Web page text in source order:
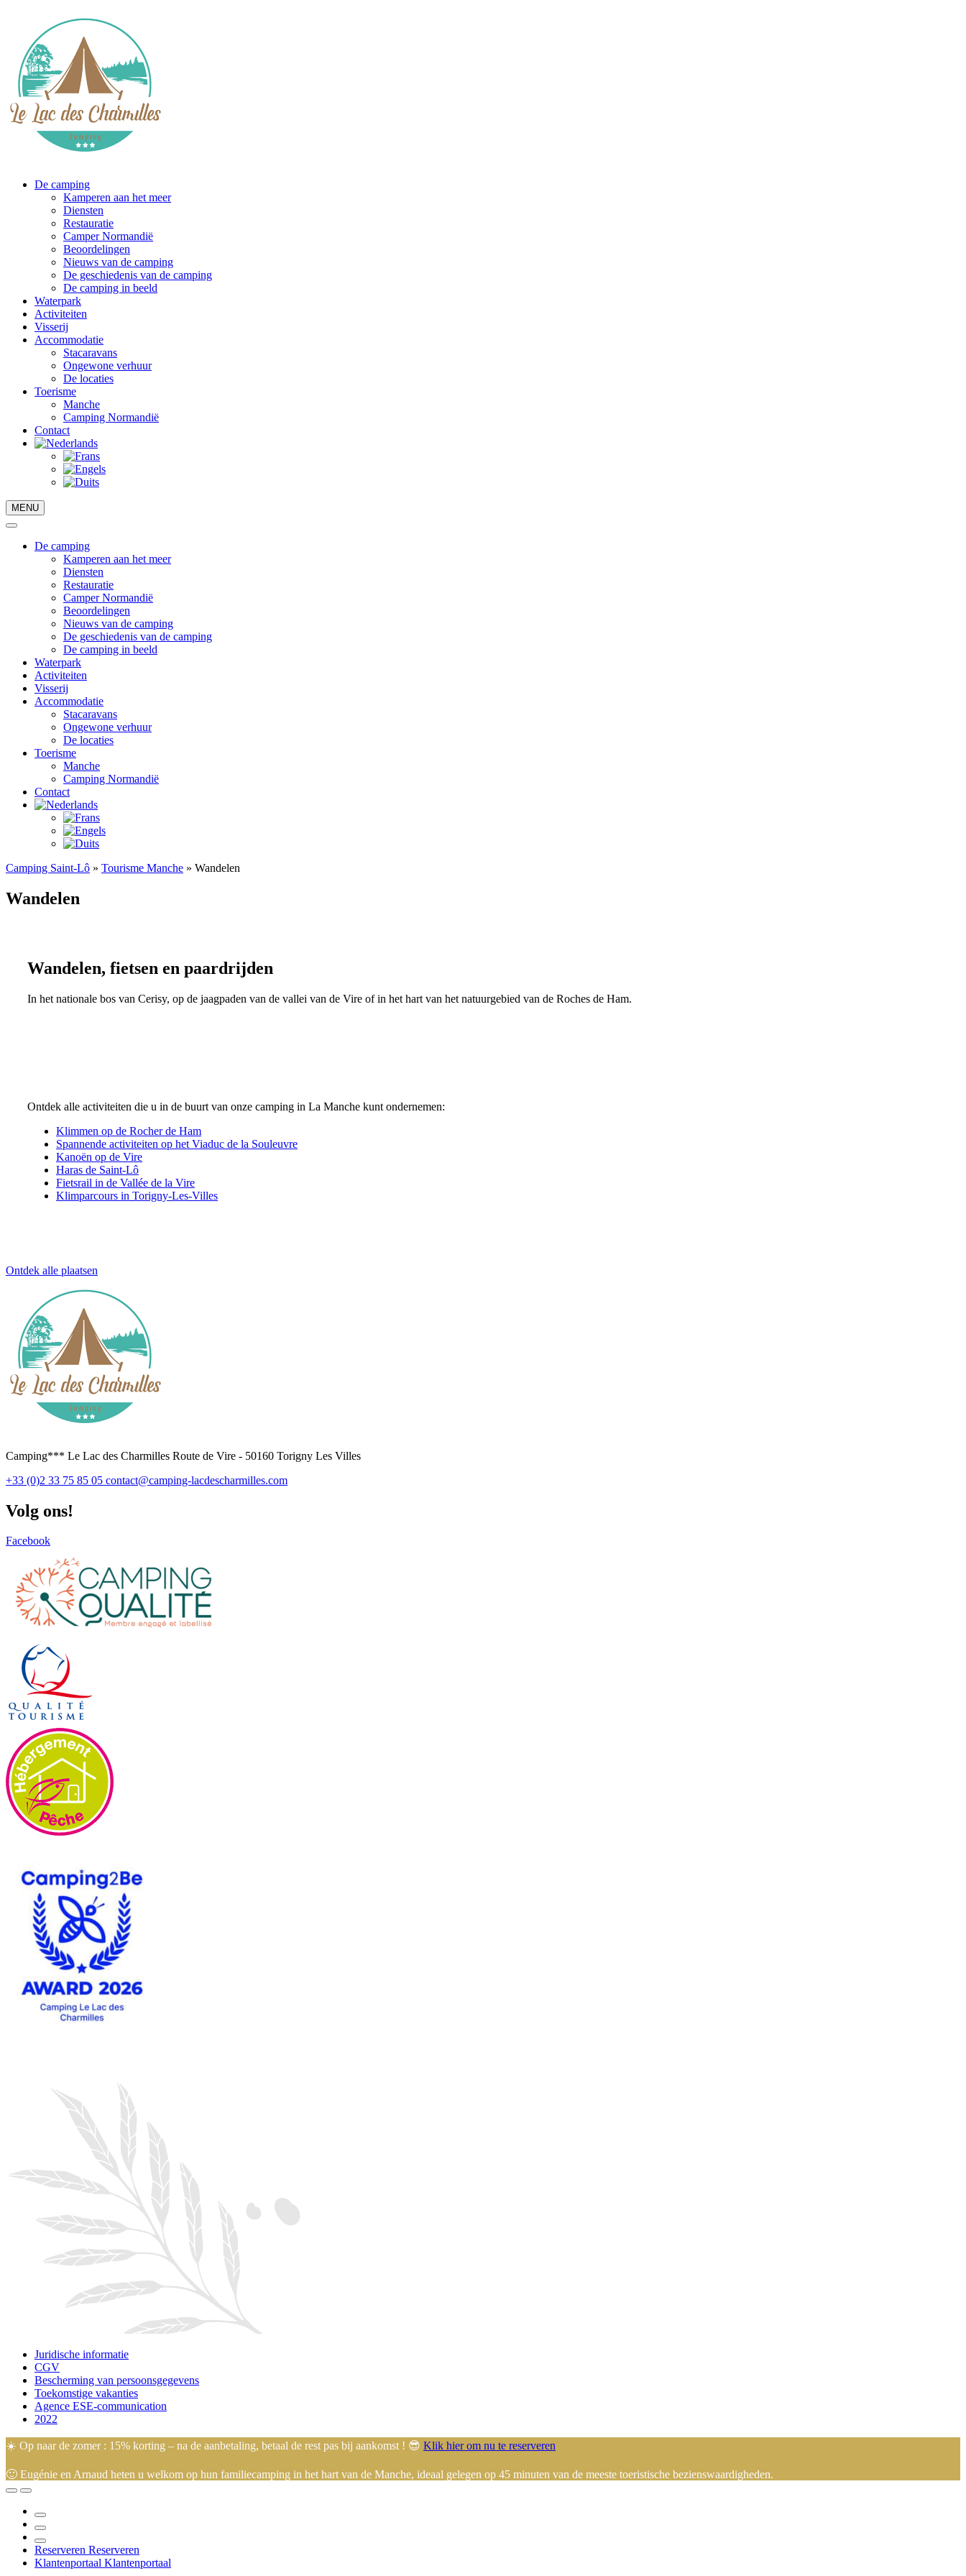
De camping
Kamperen aan het meer
Diensten
Restauratie
Camper Normandië
Beoordelingen
Nieuws van de camping
De geschiedenis van de camping
De camping in beeld
Waterpark
Activiteiten
Visserij
Accommodatie
Stacaravans
Ongewone verhuur
De locaties
Toerisme
Manche
Camping Normandië
Contact
MENU
De camping
Kamperen aan het meer
Diensten
Restauratie
Camper Normandië
Beoordelingen
Nieuws van de camping
De geschiedenis van de camping
De camping in beeld
Waterpark
Activiteiten
Visserij
Accommodatie
Stacaravans
Ongewone verhuur
De locaties
Toerisme
Manche
Camping Normandië
Contact
Camping Saint-Lô » Tourisme Manche » Wandelen
Wandelen
Wandelen, fietsen en paardrijden
In het nationale bos van Cerisy, op de jaagpaden van de vallei van de Vire of in het hart van het natuurgebied van de Roches de Ham.
Ontdek alle activiteiten die u in de buurt van onze camping in La Manche kunt ondernemen:
Klimmen op de Rocher de Ham
Spannende activiteiten op het Viaduc de la Souleuvre
Kanoën op de Vire
Haras de Saint-Lô
Fietsrail in de Vallée de la Vire
Klimparcours in Torigny-Les-Villes
Ontdek alle plaatsen
Camping*** Le Lac des Charmilles Route de Vire - 50160 Torigny Les Villes
+33 (0)2 33 75 85 05 contact@camping-lacdescharmilles.com
Volg ons!
Facebook
Juridische informatie
CGV
Bescherming van persoonsgegevens
Toekomstige vakanties
Agence ESE-communication
2022
☀️ Op naar de zomer : 15% korting – na de aanbetaling, betaal de rest pas bij aankomst ! 😎 Klik hier om nu te reserveren
🙂 Eugénie en Arnaud heten u welkom op hun familiecamping in het hart van de Manche, ideaal gelegen op 45 minuten van de meeste toeristische bezienswaardigheden.
Reserveren Reserveren
Klantenportaal Klantenportaal